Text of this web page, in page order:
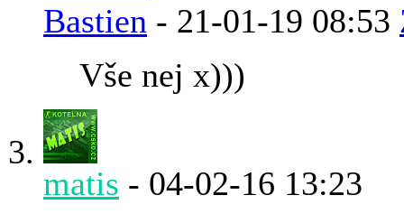
Bastien - 21-01-19 08:53
Vše nej x)))
matis - 04-02-16 13:23